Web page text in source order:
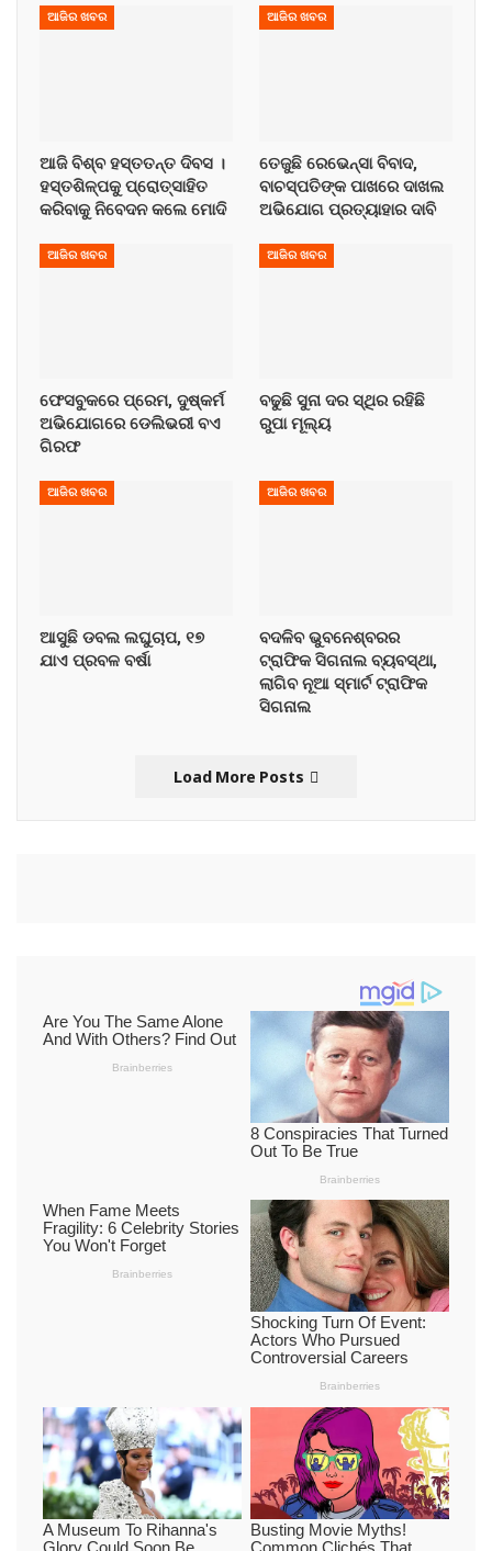
ଆଜିର ଖବର
ଆଜି ବିଶ୍ବ ହସ୍ତତନ୍ତ ଦିବସ ।
ହସ୍ତଶିଳ୍ପକୁ ପ୍ରୋତ୍ସାହିତ
କରିବାକୁ ନିବେଦନ କଲେ ମୋଦି
ଆଜିର ଖବର
ତେଜୁଛି ରେଭେନ୍ସା ବିବାଦ,
ବାଚସ୍ପତିଙ୍କ ପାଖରେ ଦାଖଲ
ଅଭିଯୋଗ ପ୍ରତ୍ୟାହାର ଦାବି
ଆଜିର ଖବର
ଫେସବୁକରେ ପ୍ରେମ, ଦୁଷ୍କର୍ମ
ଅଭିଯୋଗରେ ଡେଲିଭରୀ ବଏ
ଗିରଫ
ଆଜିର ଖବର
ବଢୁଛି ସୁନା ଦର ସ୍ଥିର ରହିଛି
ରୁପା ମୂଲ୍ୟ
ଆଜିର ଖବର
ଆସୁଛି ଡବଲ ଲଘୁଚାପ, ୧୭
ଯାଏ ପ୍ରବଳ ବର୍ଷା
ଆଜିର ଖବର
ବଦଳିବ ଭୁବନେଶ୍ବରର
ଟ୍ରାଫିକ ସିଗନାଲ ବ୍ୟବସ୍ଥା,
ଲାଗିବ ନୂଆ ସ୍ମାର୍ଟ ଟ୍ରାଫିକ
ସିଗନାଲ
Load More Posts